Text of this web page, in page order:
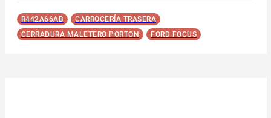
R442A66AB
CARROCERÍA TRASERA
CERRADURA MALETERO PORTON
FORD FOCUS